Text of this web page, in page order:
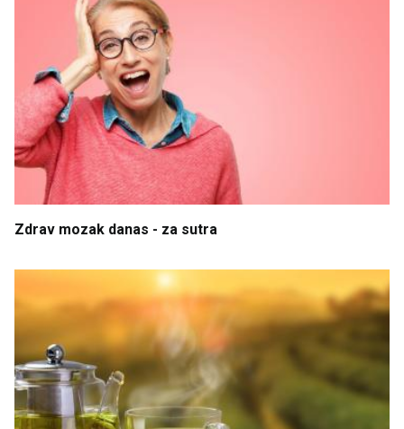
Zdrav mozak danas - za sutra